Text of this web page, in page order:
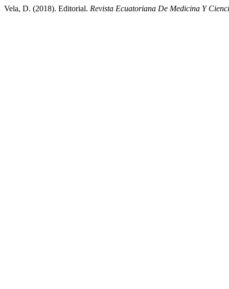
Vela, D. (2018). Editorial. Revista Ecuatoriana De Medicina Y